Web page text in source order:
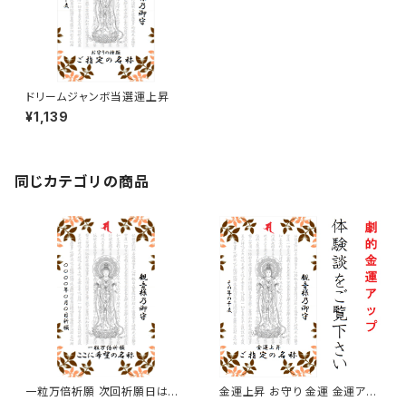
ドリームジャンボ当選運上昇
¥1,139
同じカテゴリの商品
一粒万倍祈願 次回祈願日は二
金運上昇 お守り 金運 金運アッ